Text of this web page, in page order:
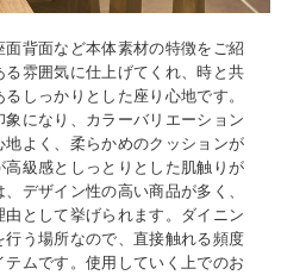
背面など本体素材の特徴をご紹
雰囲気に仕上げてくれ、時と共
しっかりとした座り心地です。
になり、カラーバリエーション
よく、柔らかめのクッションが
級感としっとりとした肌触りが
デザイン性の高い商品が多く、
として挙げられます。ダイニン
う場所なので、直接触れる頻度
ムです。使用していく上でのお